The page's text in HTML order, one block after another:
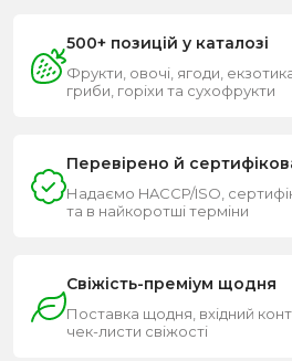
500+ позицій у каталозі
Фрукти, овочі, ягоди,
гриби, горіхи та сухофрукти
Перевірено й
Надаємо HACCP/ISO,
та в найкоротші терміни
Свіжість-преміум щодня
Поставка щодня, вхідний
чек-листи свіжості